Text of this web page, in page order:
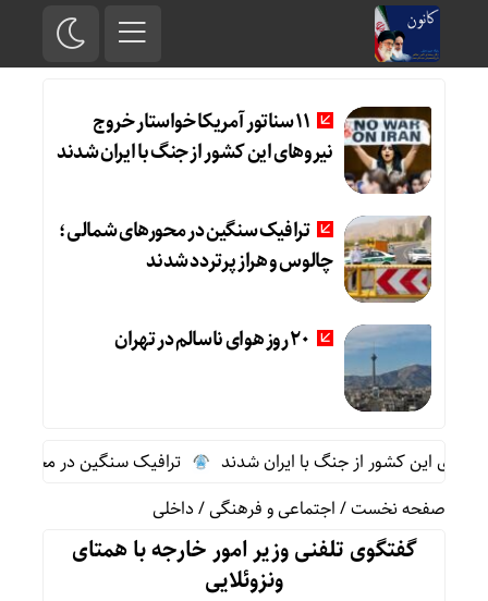
11 سناتور آمریکا خواستار خروج
نیروهای این کشور از جنگ با ایران شدند
ترافیک سنگین در محورهای شمالی؛
چالوس و هراز پرتردد شدند
20 روز هوای ناسالم در تهران
ترافیک سنگین در محورهای
صفحه نخست/اجتماعی و فرهنگی/داخلی
گفتگوی تلفنی وزیر امور خارجه با همتای
ونزوئلایی